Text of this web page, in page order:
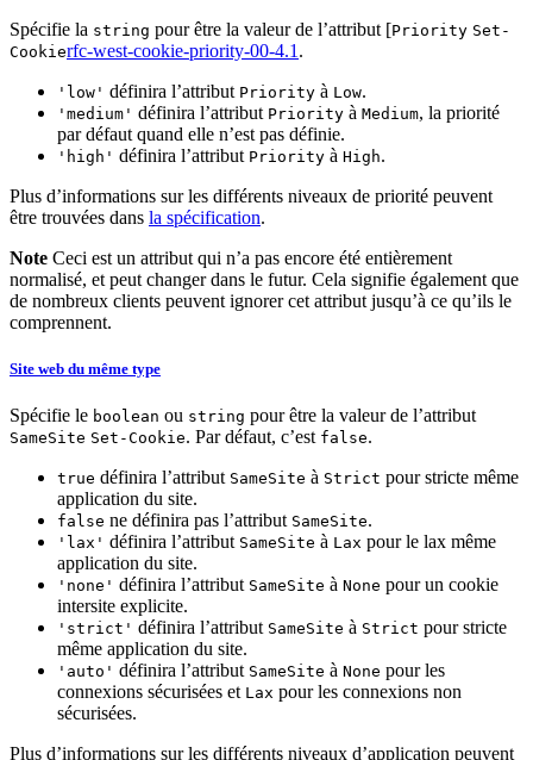
Spécifie la string pour être la valeur de l’attribut [Priority Set-
Cookierfc-west-cookie-priority-00-4.1 .
'low' définira l’attribut Priority à Low.
'medium' définira l’attribut Priority à Medium, la priorité
par défaut quand elle n’est pas définie.
'high' définira l’attribut Priority à High.
Plus d’informations sur les différents niveaux de priorité peuvent
être trouvées dans la spécification.
Note Ceci est un attribut qui n’a pas encore été entièrement
normalisé, et peut changer dans le futur. Cela signifie également que
de nombreux clients peuvent ignorer cet attribut jusqu’à ce qu’ils le
comprennent.
Site web du même type
Spécifie le boolean ou string pour être la valeur de l’attribut
SameSite Set-Cookie. Par défaut, c’est false.
true définira l’attribut SameSite à Strict pour stricte même
application du site.
false ne définira pas l’attribut SameSite.
'lax' définira l’attribut SameSite à Lax pour le lax même
application du site.
'none' définira l’attribut SameSite à None pour un cookie
intersite explicite.
'strict' définira l’attribut SameSite à Strict pour stricte
même application du site.
'auto' définira l’attribut SameSite à None pour les
connexions sécurisées et Lax pour les connexions non
sécurisées.
Plus d’informations sur les différents niveaux d’application peuvent